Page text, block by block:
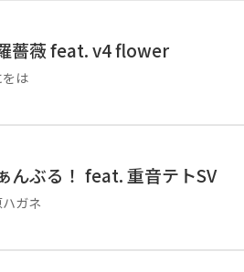
薔薇 feat. v4 flower
は
んぶる！ feat. 重音テトSV
ガネ